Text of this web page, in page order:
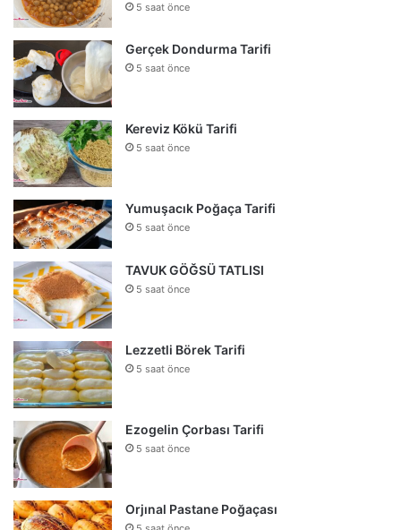
5 saat önce
Gerçek Dondurma Tarifi
5 saat önce
Kereviz Kökü Tarifi
5 saat önce
Yumuşacık Poğaça Tarifi
5 saat önce
TAVUK GÖĞSÜ TATLISI
5 saat önce
Lezzetli Börek Tarifi
5 saat önce
Ezogelin Çorbası Tarifi
5 saat önce
Orjınal Pastane Poğaçası